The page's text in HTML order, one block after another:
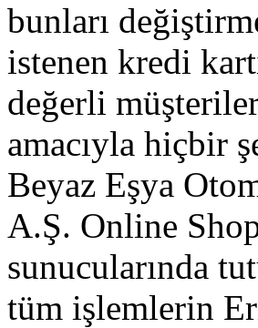
bunları
istenen kredi
değerli
amacıyla hiçbir
Beyaz Eşya
A.Ş. Online
sunucularında
tüm işlemlerin